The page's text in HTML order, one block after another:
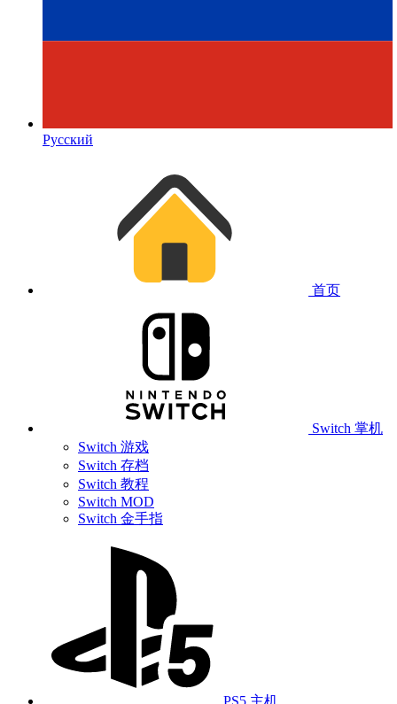
Русский
首页
Switch 掌机
Switch 游戏
Switch 存档
Switch 教程
Switch MOD
Switch 金手指